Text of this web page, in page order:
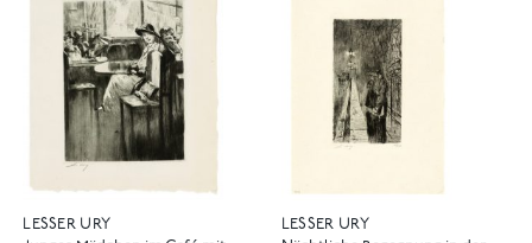
LESSER URY
LESSER URY